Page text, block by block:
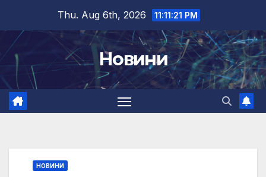
content
Thu. Aug 6th, 2026 11:11:22 PM
Новини
НОВИНИ